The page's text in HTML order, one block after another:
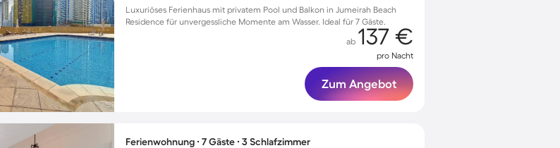
Luxuriöses Ferienhaus mit privatem Pool und Balkon in Jumeirah Beach
Residence für unvergessliche Momente am Wasser. Ideal für 7 Gäste.
ab 137 €
pro Nacht
Zum Angebot
Ferienwohnung ∙ 7 Gäste ∙ 3 Schlafzimmer